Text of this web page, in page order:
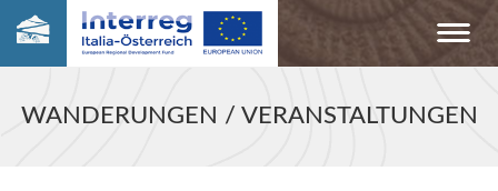
WANDERUNGEN / VERANSTALTUNGEN